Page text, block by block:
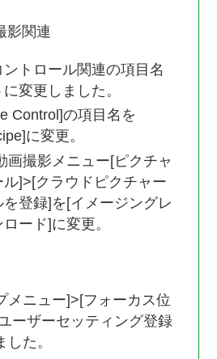
影関連
ントロール関連の項目名
変更しました。
Control]の項目名を
に変更。
画撮影メニュー[ピクチャ
]>[クラウドピクチャー
登録]を[イメージングレ
ード]に変更。
メニュー]>[フォーカス位
ーザーセッティング登録
た。